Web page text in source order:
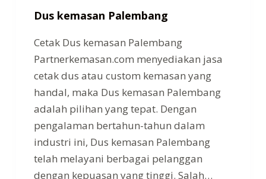
Dus kemasan Palembang
Cetak Dus kemasan Palembang
Partnerkemasan.com menyediakan jasa
cetak dus atau custom kemasan yang
handal, maka Dus kemasan Palembang
adalah pilihan yang tepat. Dengan
pengalaman bertahun-tahun dalam
industri ini, Dus kemasan Palembang
telah melayani berbagai pelanggan
dengan kepuasan yang tinggi. Salah…